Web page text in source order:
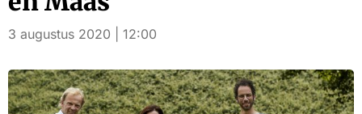
3 augustus 2020 | 12:00